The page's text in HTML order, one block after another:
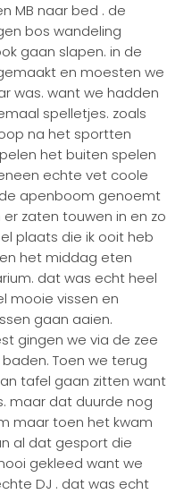
MB naar bed . de
bos wandeling
gaan slapen. in de
en moesten we
was. want we hadden
spelletjes. zoals
na het sportten
het buiten spelen
echte vet coole
apenboom genoemt
zaten touwen in en zo
plaats die ik ooit heb
het middag eten
dat was echt heel
mooie vissen en
gaan aaien.
gingen we via de zee
Toen we terug
tafel gaan zitten want
maar dat duurde nog
maar toen het kwam
al dat gesport die
gekleed want we
DJ . dat was echt